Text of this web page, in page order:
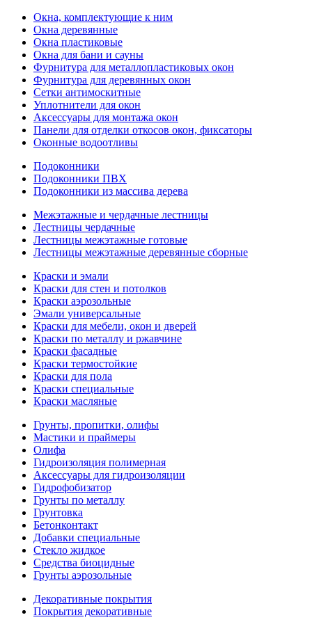
Окна, комплектующие к ним
Окна деревянные
Окна пластиковые
Окна для бани и сауны
Фурнитура для металлопластиковых окон
Фурнитура для деревянных окон
Сетки антимоскитные
Уплотнители для окон
Аксессуары для монтажа окон
Панели для отделки откосов окон, фиксаторы
Оконные водоотливы
Подоконники
Подоконники ПВХ
Подоконники из массива дерева
Межэтажные и чердачные лестницы
Лестницы чердачные
Лестницы межэтажные готовые
Лестницы межэтажные деревянные сборные
Краски и эмали
Краски для стен и потолков
Краски аэрозольные
Эмали универсальные
Краски для мебели, окон и дверей
Краски по металлу и ржавчине
Краски фасадные
Краски термостойкие
Краски для пола
Краски специальные
Краски масляные
Грунты, пропитки, олифы
Мастики и праймеры
Олифа
Гидроизоляция полимерная
Аксессуары для гидроизоляции
Гидрофобизатор
Грунты по металлу
Грунтовка
Бетонконтакт
Добавки специальные
Стекло жидкое
Средства биоцидные
Грунты аэрозольные
Декоративные покрытия
Покрытия декоративные